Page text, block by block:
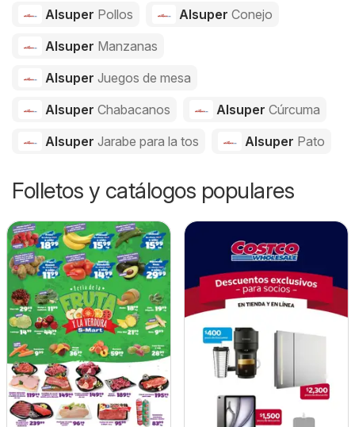
Alsuper Pollos Alsuper Conejo
Alsuper Manzanas
Alsuper Juegos de mesa
Alsuper Chabacanos Alsuper Cúrcuma
Alsuper Jarabe para la tos Alsuper Pato
Folletos y catálogos populares